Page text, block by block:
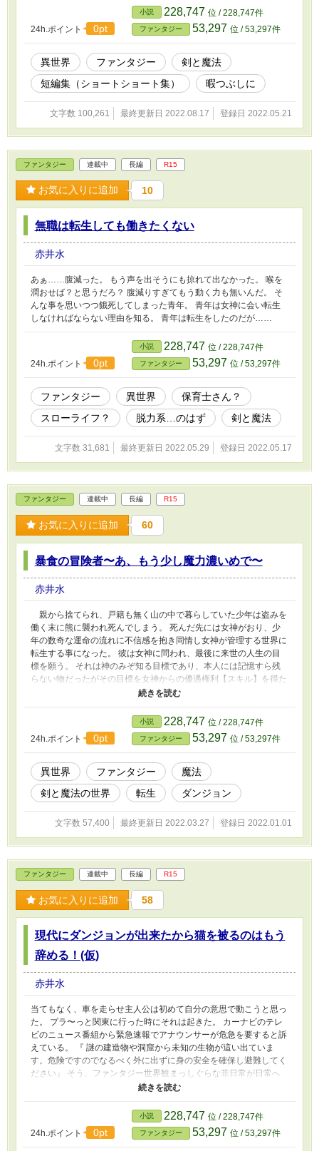
24h.ポイント 0pt
小説 228,747 位 / 228,747件
ファンタジー 53,297 位 / 53,297件
異世界 ファンタジー
剣と魔法
短編集（ショートショート集）
暇つぶしに
文字数 100,261 最終更新日 2022.08.17 登録日 2022.05.21
ファンタジー 連載中 長編 R15
お気に入りに追加 10
無職は転生しても働きたくない
赤井水
あぁ……腹減った。 もう声を出そうにも掠れて出なかった。 喉を
潤おせば？と思うだろ？ 腹減りすぎてもう動く力も無いんだ。 そ
んな事を思いつつ餓死してしまった青年。 青年は女神に会い転生
しなければならない理由を知る。 青年は転生をしたのだが……
24h.ポイント 0pt
小説 228,747 位 / 228,747件
ファンタジー 53,297 位 / 53,297件
ファンタジー 異世界
保育士さん？
スローライフ？
脱力系…のはず 剣と魔法
文字数 31,681 最終更新日 2022.05.29 登録日 2022.05.17
ファンタジー 連載中 長編 R15
お気に入りに追加 60
暴食の冒険者〜あ、もう少し魔力濃いめで〜
赤井水
親から捨てられ、戸籍も無く山の中で暮らしていた少年は盗みを
働く末に熊に襲われ死んでしまう。 死んだ先には女神がおり、少
年の数奇な運命の流れに不信感を抱き同情し女神が管理する世界に
転生する事になった。 彼は女神に問われ、最後に来世の人生の目
標を願う。 それは神のみぞ知る目標であり、本人には記憶すら残
らない物だったがその目標を女神からの優遇権利【スキル】を得た
と思ったが…… 少し抜けている女神のおかげで意識覚醒が起きた5
24h.ポイント 0pt
小説 228,747 位 / 228,747件
ファンタジー 53,297 位 / 53,297件
異世界 ファンタジー
魔法
剣と魔法の世界
転生 ダンジョン
文字数 57,400 最終更新日 2022.03.27 登録日 2022.01.01
ファンタジー 連載中 長編 R15
お気に入りに追加 58
現代にダンジョンが出来たから猫を被るのはもう
辞める！(仮)
赤井水
当てもなく、車を走らせ主人公は初めて自分の意思で動こうと思っ
た。 プラ〜っと関東に行った時にそれは起きた。 カーナビのテレ
ビのニュース番組から緊急速報でアナウンサーが危急を要すると訴
えている。 『 謎の建造物や洞窟から未知の生物が這い出ていま
す。危険ですのでなるべく外に出ずに身の安全を確保し避難してく
ださい』 そう、ファンタジー世界観まっしぐらな非日常が日常へ
と乗り込んできた。 そんな世界に期待を込めて動き出す主人公と
世界のお話…… ※他作品の暇潰しに書いていたので不定期更新で
申し訳ない…… 色々手を広げてすみません<(_ _)>〈 ｺﾞﾝ!〕
24h.ポイント 0pt
小説 228,747 位 / 228,747件
ファンタジー 53,297 位 / 53,297件